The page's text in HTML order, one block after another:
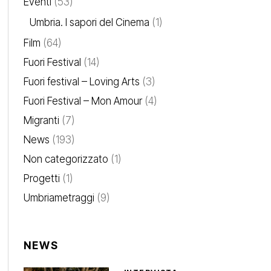
Umbria. I sapori del Cinema (1)
Film (64)
Fuori Festival (14)
Fuori festival – Loving Arts (3)
Fuori Festival – Mon Amour(4)
Migranti (7)
News (193)
Non categorizzato (1)
Progetti (1)
Umbriametraggi (9)
NEWS